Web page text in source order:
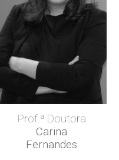
Prof.ª Doutora
Carina
Fernandes